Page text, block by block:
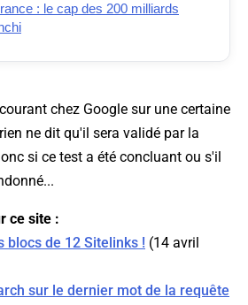
: le cap des 200 milliards
chez Google sur une certaine
ne dit qu'il sera validé par la
si ce test a été concluant ou s'il
ce site :
blocs de 12 Sitelinks ! (14 avril
sur le dernier mot de la requête